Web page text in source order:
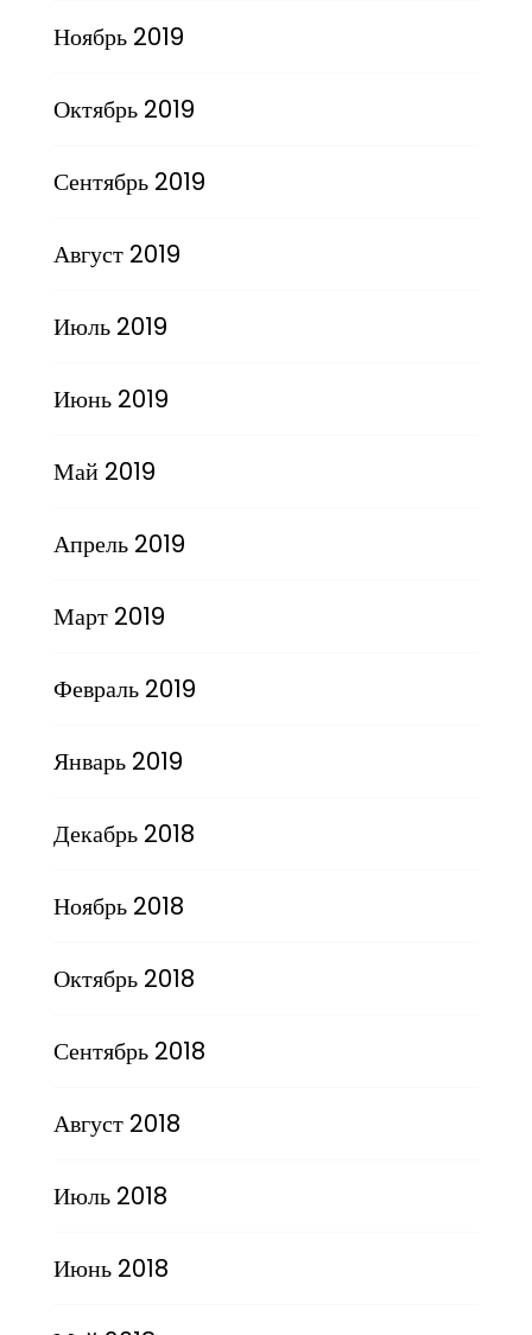
Ноябрь 2019
Октябрь 2019
Сентябрь 2019
Август 2019
Июль 2019
Июнь 2019
Май 2019
Апрель 2019
Март 2019
Февраль 2019
Январь 2019
Декабрь 2018
Ноябрь 2018
Октябрь 2018
Сентябрь 2018
Август 2018
Июль 2018
Июнь 2018